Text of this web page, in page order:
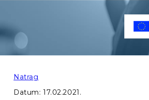
Natrag
Datum: 17.02.2021.